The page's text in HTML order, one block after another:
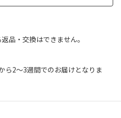
品・交換はできません｡
ら2～3週間でのお届けとなりま